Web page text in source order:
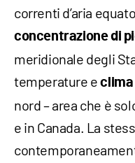
correnti d’aria
concentrazione di
meridionale degli
temperature e
nord – area che è
e in Canada. La